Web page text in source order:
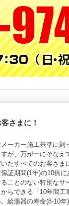
さまに！
ーカー施工基準に
が、万が一にそなえ
たすべてのお客さま
証期間(1年)の10倍
ることのない特別なサ
らできる「10年間工
給湯器の寿命(8-10年